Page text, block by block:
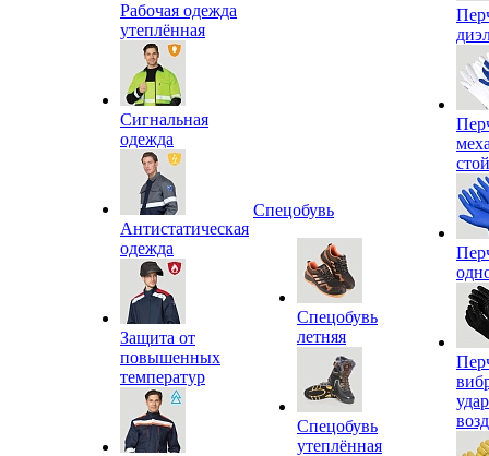
Рабочая одежда
утеплённая
Сигнальная
одежда
Антистатическая
одежда
Защита от
повышенных
температур
Спецобувь
Спецобувь
летняя
Спецобувь
утеплённая